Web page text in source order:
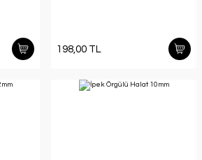
198,00 TL